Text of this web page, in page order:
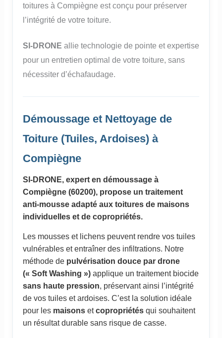
toitures à Compiègne est conçu pour préserver
l’intégrité de votre toiture.
SI-DRONE allie technologie de pointe et expertise
pour un entretien optimal de votre toiture, sans
nécessiter d’échafaudage.
Démoussage et Nettoyage de
Toiture (Tuiles, Ardoises) à
Compiègne
SI-DRONE, expert en démoussage à
Compiègne (60200), propose un traitement
anti-mousse adapté aux toitures de maisons
individuelles et de copropriétés.
Les mousses et lichens peuvent rendre vos tuiles
vulnérables et entraîner des infiltrations. Notre
méthode de pulvérisation douce par drone
(« Soft Washing »)applique un traitement biocide
sans haute pression, préservant ainsi l’intégrité
de vos tuiles et ardoises. C’est la solution idéale
pour les maisonsetcopropriétésqui souhaitent
un résultat durable sans risque de casse.